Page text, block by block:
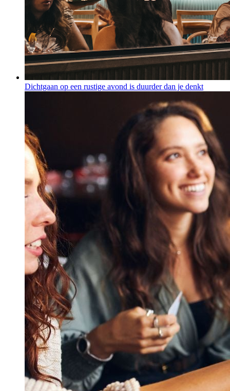
Dichtgaan op een rustige avond is duurder dan je denkt